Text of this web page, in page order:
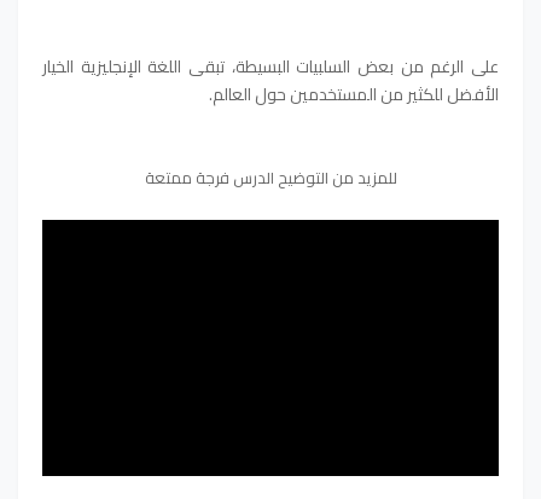
على الرغم من بعض السلبيات البسيطة، تبقى اللغة الإنجليزية الخيار
الأفضل للكثير من المستخدمين حول العالم.
للمزيد من التوضيح الدرس فرجة ممتعة